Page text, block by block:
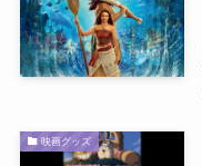
映画グッズ